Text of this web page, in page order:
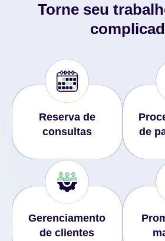
Torne seu
Reserva de
consultas
de
Gerenciamento
de clientes